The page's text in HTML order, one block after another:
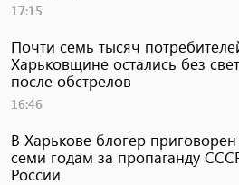
17:15
Почти семь тысяч
Харьковщине остались без
после обстрелов
16:46
В Харькове блогер приговорен
семи годам за пропаганду
России